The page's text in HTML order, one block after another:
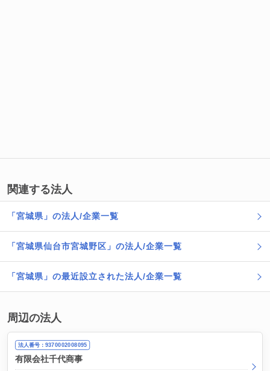
関連する法人
「宮城県」の法人/企業一覧
「宮城県仙台市宮城野区」の法人/企業一覧
「宮城県」の最近設立された法人/企業一覧
周辺の法人
法人番号：9370002008095
有限会社千代商事